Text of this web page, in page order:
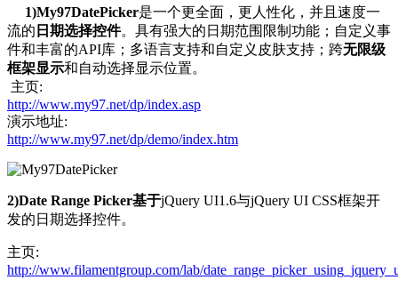
1)My97DatePicker是一个更全面，更人性化，并且速度一
流的 日期选择控件。具有强大的日期范围限制功能；自定义事
件和丰富的API库；多语言支持和自定义皮肤支持；跨无限级
框架显示和自动选择显示位置。
主页:
http://www.my97.net/dp/index.asp
演示地址:
http://www.my97.net/dp/demo/index.htm
2)Date Range Picker基于jQuery UI1.6与jQuery UI CSS框架开
发的日期选择控件。
主页:
http://www.filamentgroup.com/lab/